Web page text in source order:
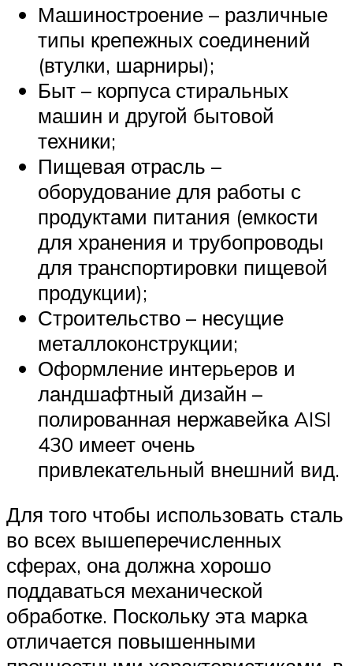
Машиностроение – различные
типы крепежных соединений
(втулки, шарниры);
Быт – корпуса стиральных
машин и другой бытовой
техники;
Пищевая отрасль –
оборудование для работы с
продуктами питания (емкости
для хранения и трубопроводы
для транспортировки пищевой
продукции);
Строительство – несущие
металлоконструкции;
Оформление интерьеров и
ландшафтный дизайн –
полированная нержавейка AISI
430 имеет очень
привлекательный внешний вид.
Для того чтобы использовать сталь
во всех вышеперечисленных
сферах, она должна хорошо
поддаваться механической
обработке. Поскольку эта марка
отличается повышенными